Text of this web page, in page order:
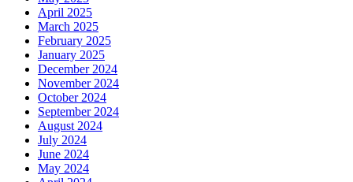
April 2025
March 2025
February 2025
January 2025
December 2024
November 2024
October 2024
September 2024
August 2024
July 2024
June 2024
May 2024